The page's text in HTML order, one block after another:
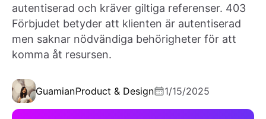
autentiserad och kräver giltiga referenser. 403
Förbjudet betyder att klienten är autentiserad
men saknar nödvändiga behörigheter för att
komma åt resursen.
GuamianProduct & Design 1/15/2025